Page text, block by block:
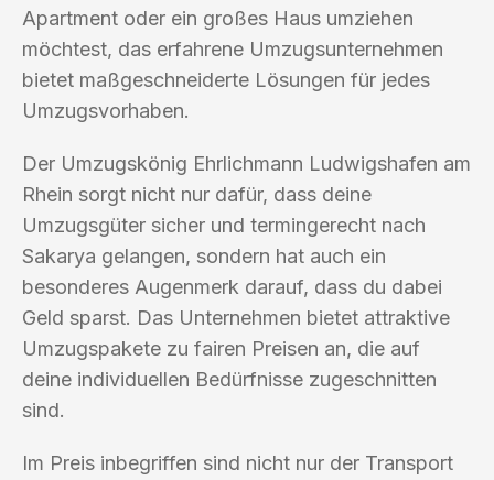
Apartment oder ein großes Haus umziehen
möchtest, das erfahrene Umzugsunternehmen
bietet maßgeschneiderte Lösungen für jedes
Umzugsvorhaben.
Der Umzugskönig Ehrlichmann Ludwigshafen am
Rhein sorgt nicht nur dafür, dass deine
Umzugsgüter sicher und termingerecht nach
Sakarya gelangen, sondern hat auch ein
besonderes Augenmerk darauf, dass du dabei
Geld sparst. Das Unternehmen bietet attraktive
Umzugspakete zu fairen Preisen an, die auf
deine individuellen Bedürfnisse zugeschnitten
sind.
Im Preis inbegriffen sind nicht nur der Transport